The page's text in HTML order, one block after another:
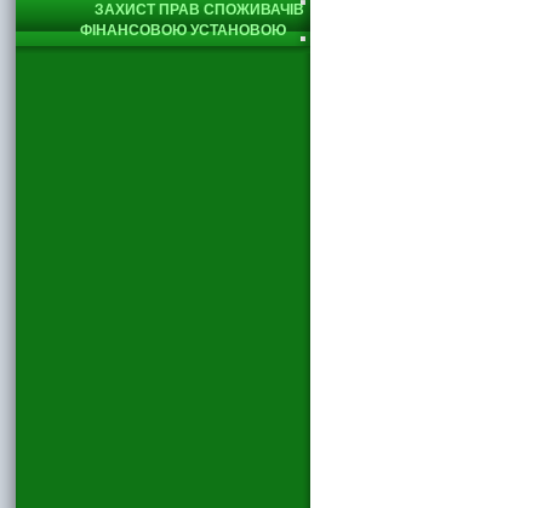
ЗАХИСТ ПРАВ СПОЖИВАЧІВ
ФІНАНСОВОЮ УСТАНОВОЮ